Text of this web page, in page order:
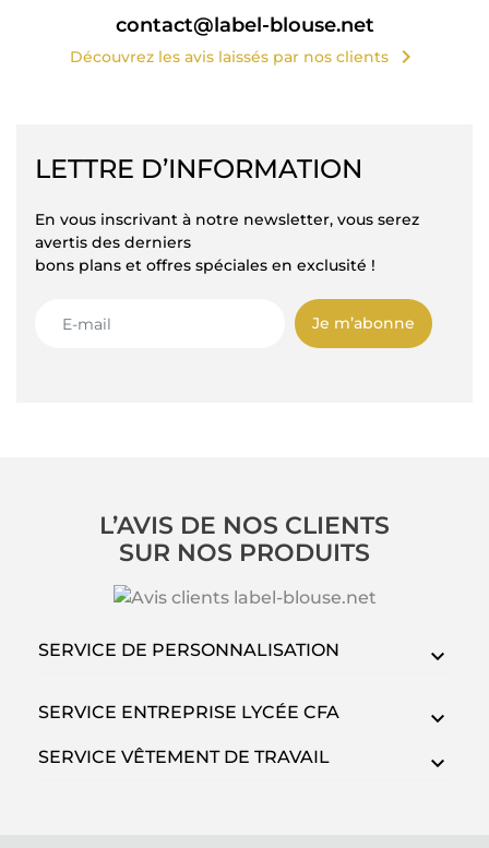
contact@label-blouse.net
Découvrez les avis laissés par nos clients chevron_right
LETTRE D’INFORMATION
En vous inscrivant à notre newsletter, vous serez
avertis des derniers
bons plans et offres spéciales en exclusité !
Je m’abonne
L’AVIS DE NOS CLIENTS
SUR NOS PRODUITS
SERVICE DE PERSONNALISATION
SERVICE ENTREPRISE LYCÉE CFA
SERVICE VÊTEMENT DE TRAVAIL